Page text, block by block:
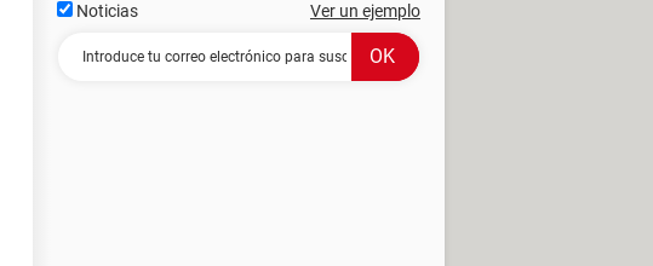
Noticias Ver un ejemplo